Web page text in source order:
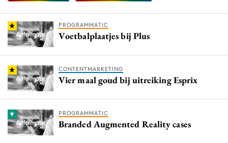
PROGRAMMATIC
Voetbalplaatjes bij Plus
CONTENTMARKETING
Vier maal goud bij uitreiking Esprix
PROGRAMMATIC
Branded Augmented Reality cases